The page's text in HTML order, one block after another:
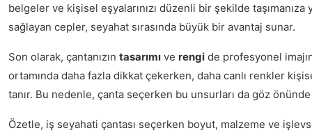
belgeler ve kişisel eşyalarınızı düzenli bir şekilde taşımanıza
sağlayan cepler, seyahat sırasında büyük bir avantaj sunar.
Son olarak, çantanızın tasarımı ve rengi de profesyonel
ortamında daha fazla dikkat çekerken, daha canlı renkler
tanır. Bu nedenle, çanta seçerken bu unsurları da göz önünde
Özetle, iş seyahati çantası seçerken boyut, malzeme ve